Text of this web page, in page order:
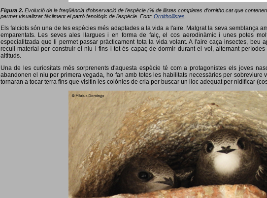
Figura 2. Evolució de la freqüència d’observació de l’espècie (% de llistes completes d’ornitho.cat que
permet visualitzar fàcilment el patró fenològic de l’espècie. Font: Ornithollistes.
Els falciots són una de les espècies més adaptades a la vida a l'aire. Malgrat la seva semblança
emparentats. Les seves ales llargues i en forma de falç, el cos aerodinàmic i unes potes
especialitzada que li permet passar pràcticament tota la vida volant. A l'aire caça insectes, beu
recull material per construir el niu i fins i tot és capaç de dormir durant el vol, alternant
altituds.
Una de les curiositats més sorprenents d'aquesta espècie té com a protagonistes els joves
abandonen el niu per primera vegada, ho fan amb totes les habilitats necessàries per sobreviure
tornaran a tocar terra fins que visitin les colònies de cria per buscar un lloc adequat per nidificar